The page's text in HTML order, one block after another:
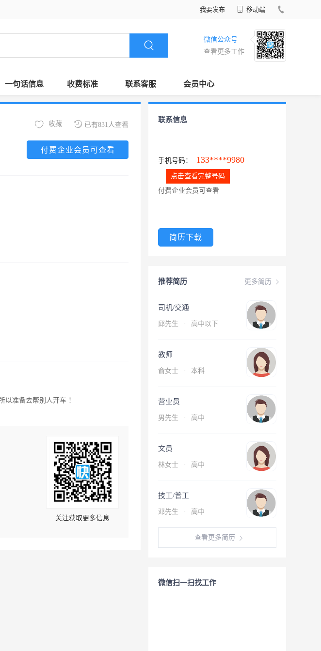
我要发布 移动端
微信公众号
查看更多工作
一句话信息 收费标准 联系客服 会员中心
已有831人查看
收藏
付费企业会员可查看
以准备去帮别人开车 ！
关注获取更多信息
联系信息
手机号码： 133****9980
点击查看完整号码
付费企业会员可查看
简历下载
更多简历
推荐简历
司机/交通
邱先生 · 高中以下
教师
俞女士 · 本科
营业员
男先生 · 高中
文员
林女士 · 高中
技工/普工
邓先生 · 高中
查看更多简历
微信扫一扫找工作